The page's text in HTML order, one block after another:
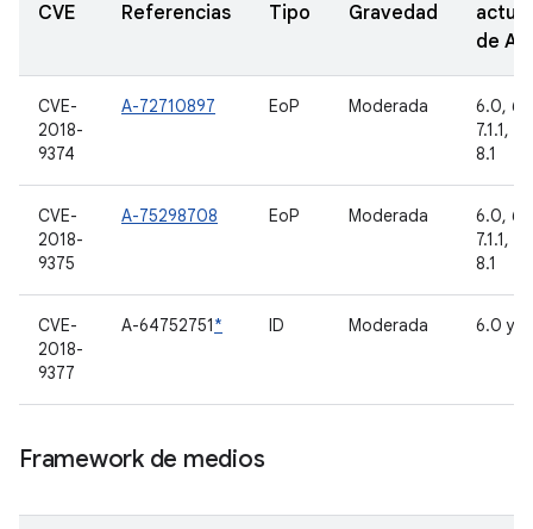
CVE Referencias Tipo Gravedad
de
CVE-
2018-
9374
A-72710897 EoP Moderada
6.0,
7.1.1,
8.1
CVE-
2018-
9375
A-75298708 EoP Moderada
6.0,
7.1.1,
8.1
CVE-
2018-
9377
A-64752751* ID Moderada 6.0 y
Framework de medios